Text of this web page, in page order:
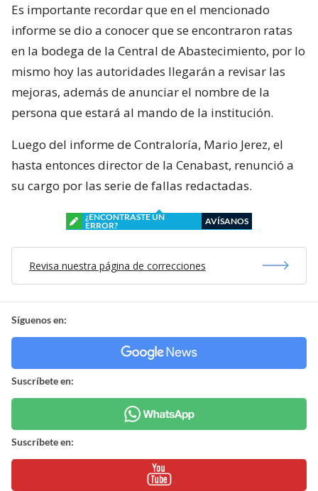
Es importante recordar que en el mencionado
informe se dio a conocer que se encontraron ratas
en la bodega de la Central de Abastecimiento, por lo
mismo hoy las autoridades llegarán a revisar las
mejoras, además de anunciar el nombre de la
persona que estará al mando de la institución.
Luego del informe de Contraloría, Mario Jerez, el
hasta entonces director de la Cenabast, renunció a
su cargo por las serie de fallas redactadas.
¿ENCONTRASTE UN
ERROR?
AVÍSANOS
Revisa nuestra página de correcciones
Síguenos en:
Suscríbete en:
Suscríbete en: